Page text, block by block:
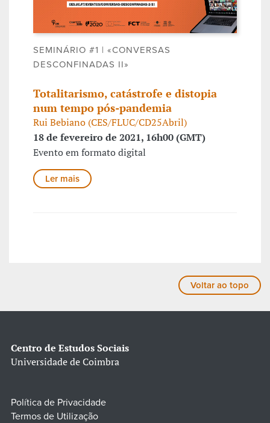
SEMINÁRIO #1 | «CONVERSAS
DESCONFINADAS II»
Totalitarismo, catástrofe e distopia
num tempo pós-pandemia
Rui Bebiano (CES/FLUC/CD25Abril)
18 de fevereiro de 2021, 16h00 (GMT)
Evento em formato digital
Ler mais
Voltar ao topo
Centro de Estudos Sociais
Universidade de Coimbra
Política de Privacidade
Termos de Utilização